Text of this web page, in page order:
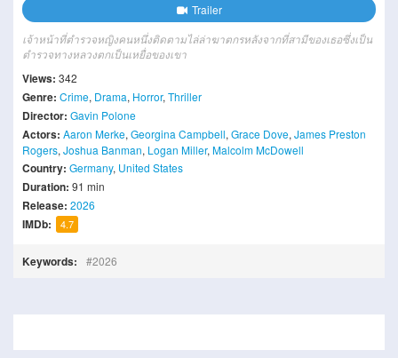
Trailer
เจ้าหน้าที่ตำรวจหญิงคนหนึ่งติดตามไล่ล่าฆาตกรหลังจากที่สามีของเธอซึ่งเป็น
ตำรวจทางหลวงตกเป็นเหยื่อของเขา
Views: 342
Genre: Crime, Drama, Horror, Thriller
Director: Gavin Polone
Actors: Aaron Merke, Georgina Campbell, Grace Dove, James Preston
Rogers, Joshua Banman, Logan Miller, Malcolm McDowell
Country: Germany, United States
Duration: 91 min
Release: 2026
IMDb: 4.7
Keywords: 2026